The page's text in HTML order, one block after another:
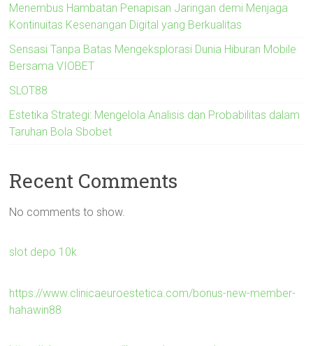
Menembus Hambatan Penapisan Jaringan demi Menjaga
Kontinuitas Kesenangan Digital yang Berkualitas
Sensasi Tanpa Batas Mengeksplorasi Dunia Hiburan Mobile
Bersama VIOBET
SLOT88
Estetika Strategi: Mengelola Analisis dan Probabilitas dalam
Taruhan Bola Sbobet
Recent Comments
No comments to show.
slot depo 10k
https://www.clinicaeuroestetica.com/bonus-new-member-
hahawin88